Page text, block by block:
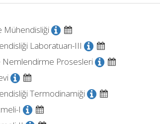
Mühendisliği
Laboratuarı-III
Nemlendirme Prosesleri
Termodinamiği
I